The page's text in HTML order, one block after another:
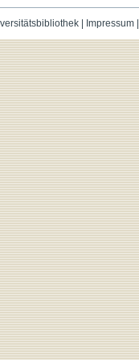
| Impressum|